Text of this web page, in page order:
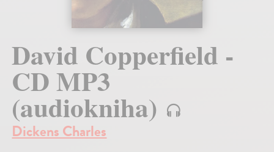
David Copperfield -
CD MP3
(audiokniha)
Dickens Charles